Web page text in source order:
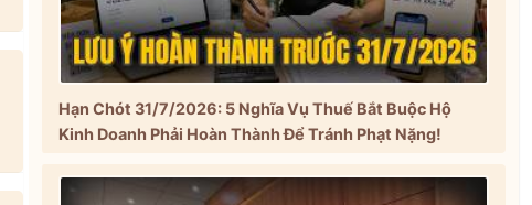
Hạn Chót 31/7/2026: 5 Nghĩa Vụ Thuế Bắt Buộc Hộ
Kinh Doanh Phải Hoàn Thành Để Tránh Phạt Nặng!